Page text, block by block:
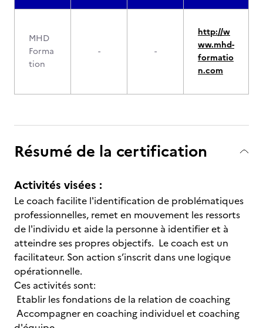
MHD
Forma
tion
- -
http://w
ww.mhd-
formatio
n.com
Résumé de la certification
Activités visées :
Le coach facilite l'identification de problématiques
professionnelles, remet en mouvement les ressorts
de l'individu et aide la personne à identifier et à
atteindre ses propres objectifs. Le coach est un
facilitateur. Son action s’inscrit dans une logique
opérationnelle.
Ces activités sont:
Etablir les fondations de la relation de coaching
Accompagner en coaching individuel et coaching